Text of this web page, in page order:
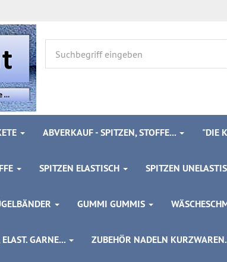
ABVERKAUF - SPITZEN, STOFFE... "DIE
SPITZEN ELASTISCH SPITZEN
GUMMI GUMMIS
GARNE... ZUBEHÖR NADELN